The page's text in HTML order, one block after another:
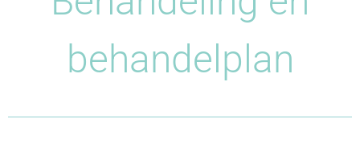
behandelplan